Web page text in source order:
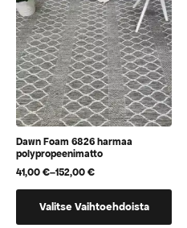
Dawn Foam 6826 harmaa
polypropeenimatto
41,00€–152,00€
Hintaluokka:
41,00 €
152,00 €
Valitse Vaihtoehdoista